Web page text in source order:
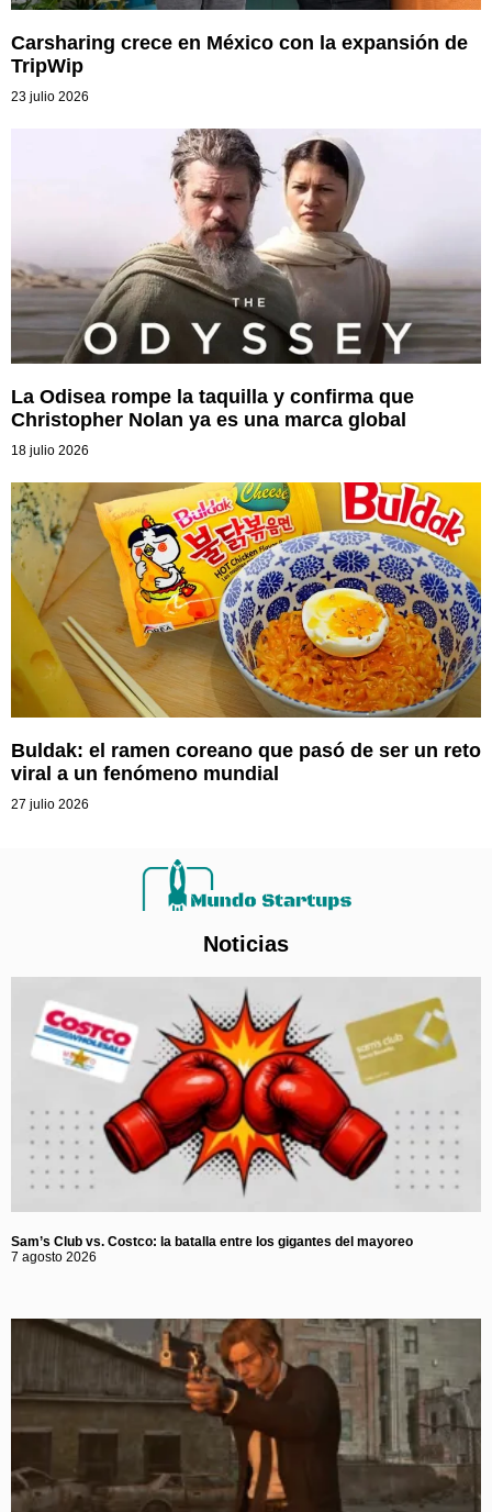
Carsharing crece en México con la expansión de
TripWip
23 julio 2026
La Odisea rompe la taquilla y confirma que
Christopher Nolan ya es una marca global
18 julio 2026
Buldak: el ramen coreano que pasó de ser un reto
viral a un fenómeno mundial
27 julio 2026
Noticias
Sam’s Club vs. Costco: la batalla entre los gigantes del mayoreo
7 agosto 2026